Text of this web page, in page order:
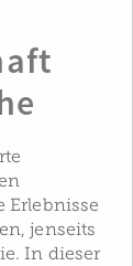
Erlebnisse
jenseits
In dieser